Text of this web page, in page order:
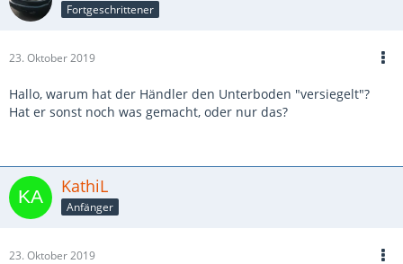
Fortgeschrittener
23. Oktober 2019
Hallo, warum hat der Händler den Unterboden "versiegelt"?
Hat er sonst noch was gemacht, oder nur das?
KathiL
Anfänger
23. Oktober 2019